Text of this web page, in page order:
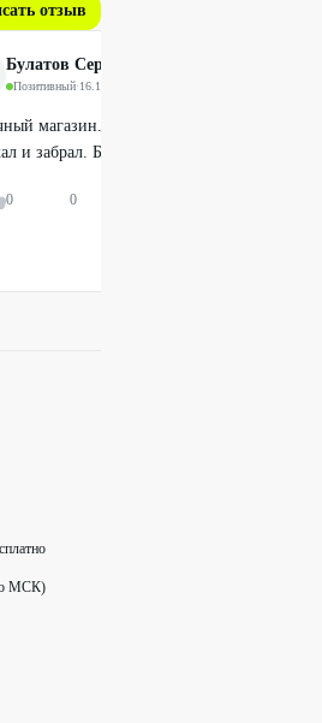
отзыв
Булатов Сергей
Позитивный·16.11.2022
магазин. Заранее позвонил, все
и забрал. Букет очень понравился.
0 0
МСК)